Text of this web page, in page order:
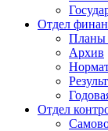
Отдел
Планы
Архив
Отдел